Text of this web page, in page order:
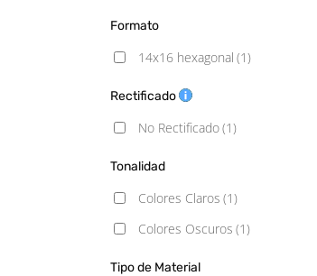
Formato
14x16 hexagonal (1)
Rectificado
No Rectificado(1)
Tonalidad
Colores Claros (1)
Colores Oscuros (1)
Tipo de Material